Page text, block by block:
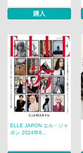
購入
ELLE JAPON エル・ジャ
ポン 2024年8...